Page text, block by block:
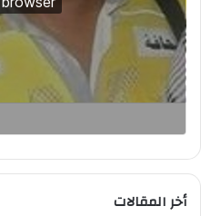
أخر المقالات